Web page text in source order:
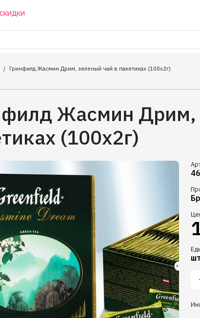
СКИДКИ
/ Гринфилд Жасмин Дрим, зеленый чай в пакетиках (100х2г)
Жасмин Дрим,
(100х2г)